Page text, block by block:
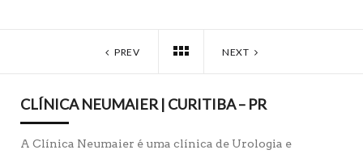
PREV NEXT
CLÍNICA NEUMAIER | CURITIBA – PR
A Clínica Neumaier é uma clínica de Urologia e